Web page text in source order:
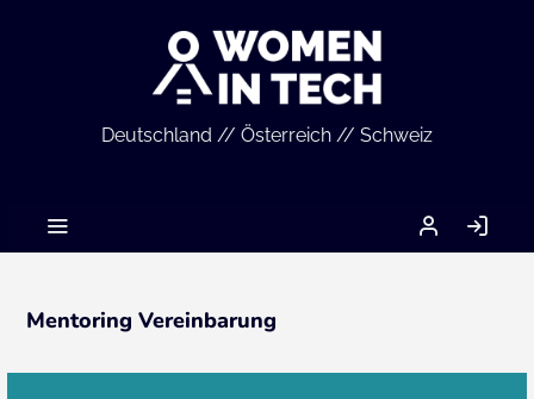
Deutschland // Österreich // Schweiz
MEIN
ACCOUNT
Mentoring Vereinbarung